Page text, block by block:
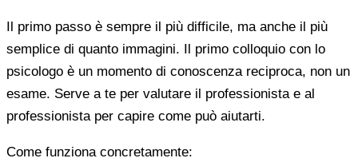
Il primo passo è sempre il più difficile, ma anche il più
semplice di quanto immagini. Il primo colloquio con lo
psicologo è un momento di conoscenza reciproca, non un
esame. Serve a te per valutare il professionista e al
professionista per capire come può aiutarti.
Come funziona concretamente: